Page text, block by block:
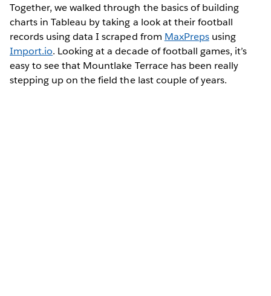
Together, we walked through the basics of building
charts in Tableau by taking a look at their football
records using data I scraped from MaxPrepsusing
Import.io. Looking at a decade of football games, it’s
easy to see that Mountlake Terrace has been really
stepping up on the field the last couple of years.